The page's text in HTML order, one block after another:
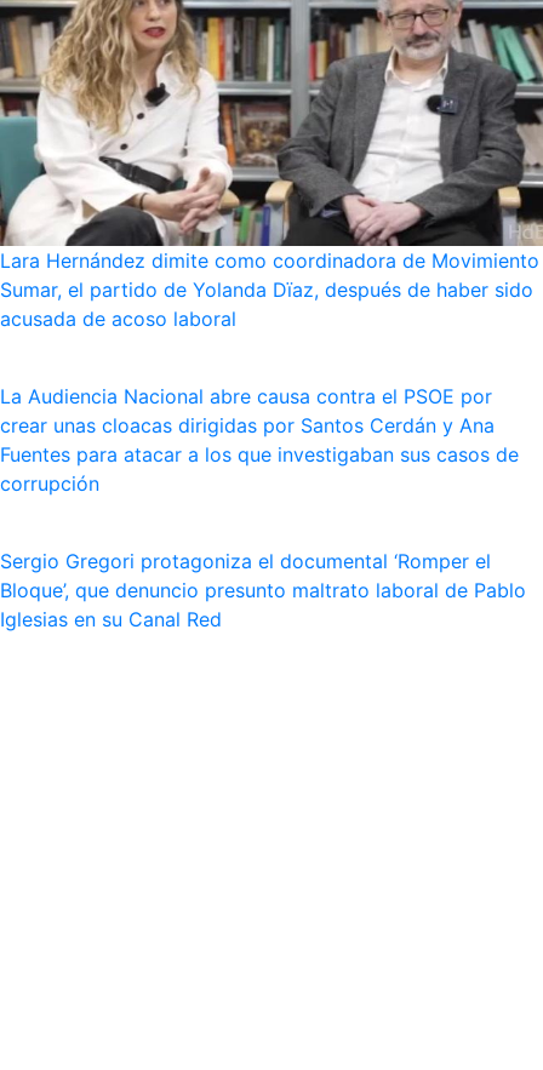
Lara Hernández dimite como coordinadora de Movimiento
Sumar, el partido de Yolanda Dïaz, después de haber sido
acusada de acoso laboral
La Audiencia Nacional abre causa contra el PSOE por
crear unas cloacas dirigidas por Santos Cerdán y Ana
Fuentes para atacar a los que investigaban sus casos de
corrupción
Sergio Gregori protagoniza el documental ‘Romper el
Bloque’, que denuncio presunto maltrato laboral de Pablo
Iglesias en su Canal Red